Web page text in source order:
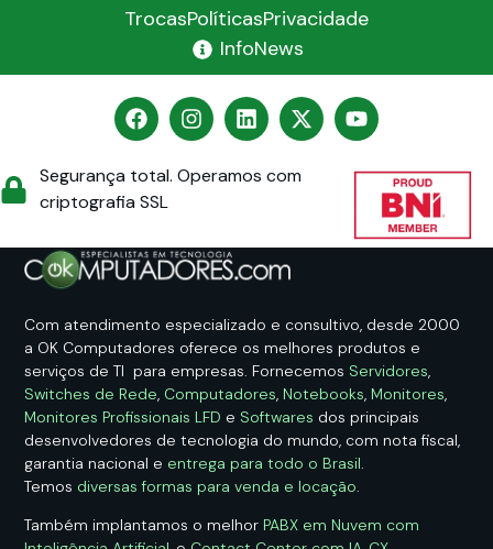
TrocasPolíticasPrivacidade
InfoNews
Segurança total. Operamos com
criptografia SSL
Com atendimento especializado e consultivo, desde 2000
a OK Computadores oferece os melhores produtos e
serviços de TI para empresas. Fornecemos Servidores
Switches de Rede Computadores Notebooks Monitores
Monitores Profissionais LFD e Softwares dos principais
desenvolvedores de tecnologia do mundo, com nota fiscal,
garantia nacional e entrega para todo o Brasil
Temos diversas formas para venda e locação
Também implantamos o melhor PABX em Nuvem com